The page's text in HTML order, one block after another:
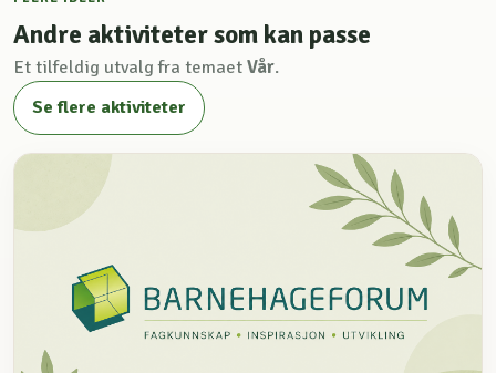
Andre aktiviteter som kan passe
Et tilfeldig utvalg fra temaet Vår.
Se flere aktiviteter